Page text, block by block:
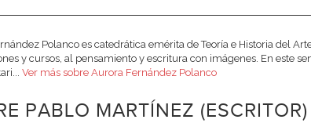
Polanco es catedrática emérita de Teoría e Historia del
y cursos, al pensamiento y escritura con imágenes. En este
Ver más sobre Aurora Fernández Polanco
PABLO MARTÍNEZ (ESCRITOR)